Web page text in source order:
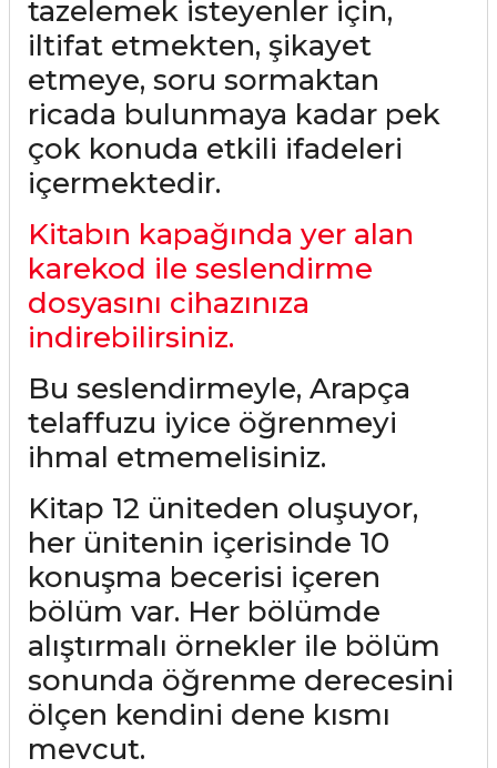
tazelemek isteyenler için,
iltifat etmekten, şikayet
etmeye, soru sormaktan
ricada bulunmaya kadar pek
çok konuda etkili ifadeleri
içermektedir.
Kitabın kapağında yer alan
karekod ile seslendirme
dosyasını cihazınıza
indirebilirsiniz.
Bu seslendirmeyle, Arapça
telaffuzu iyice öğrenmeyi
ihmal etmemelisiniz.
Kitap 12 üniteden oluşuyor,
her ünitenin içerisinde 10
konuşma becerisi içeren
bölüm var. Her bölümde
alıştırmalı örnekler ile bölüm
sonunda öğrenme derecesini
ölçen kendini dene kısmı
mevcut.